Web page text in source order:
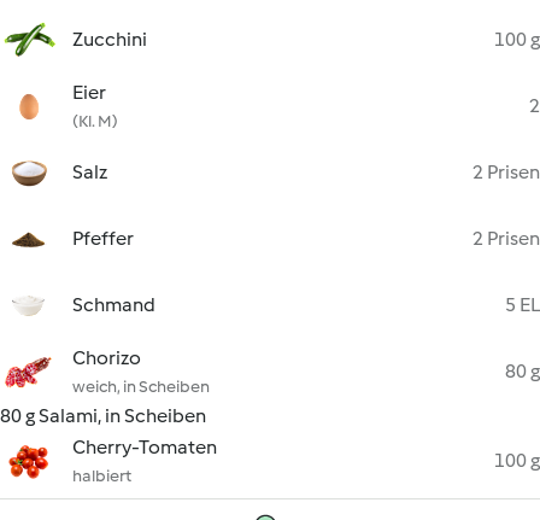
Zucchini 100 g
Eier
(Kl. M)
2
Salz 2 Prisen
Pfeffer 2 Prisen
Schmand 5 EL
Chorizo
weich, in Scheiben
80 g
80 g Salami, in Scheiben
Cherry-Tomaten
halbiert
100 g